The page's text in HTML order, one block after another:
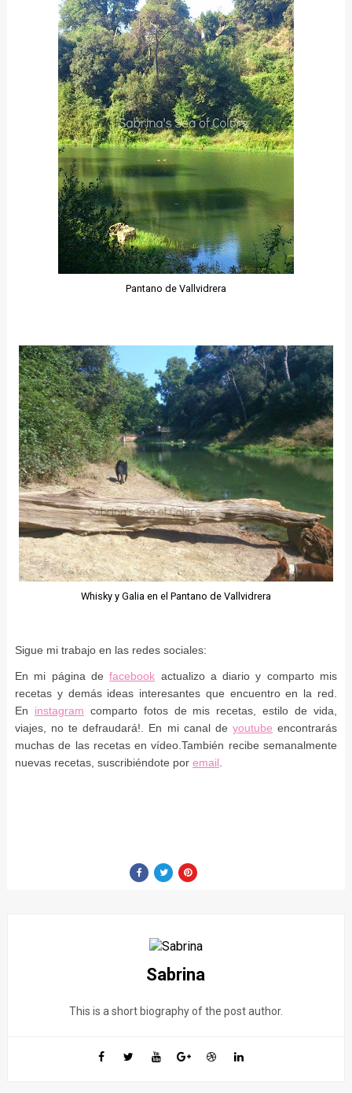
Pantano de Vallvidrera
Whisky y Galia en el Pantano de Vallvidrera
Sigue mi trabajo en las redes sociales:
En mi página defacebook actualizo a diario y comparto mis
recetas y demás ideas interesantes que encuentro en la red.
En instagram comparto fotos de mis recetas, estilo de vida,
viajes, no te defraudará!. En mi canal de youtube encontrarás
muchas de las recetas en vídeo.También recibe semanalmente
nuevas recetas, suscribiéndote por email
Sabrina
This is a short biography of the post author.